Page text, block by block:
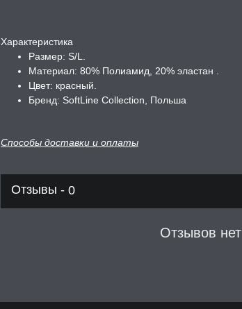
Характеристика
Размер: S/L.
Материал: 80% Полиамид, 20% эластан .
Цвет: красный.
Бренд: SoftLine Collection, Польша
Способы доставки и оплаты
Отзывы - 0
Отзывов нет